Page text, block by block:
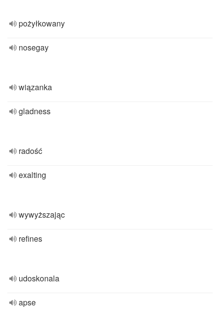
pożyłkowany
nosegay
wiązanka
gladness
radość
exalting
wywyższając
refines
udoskonala
apse